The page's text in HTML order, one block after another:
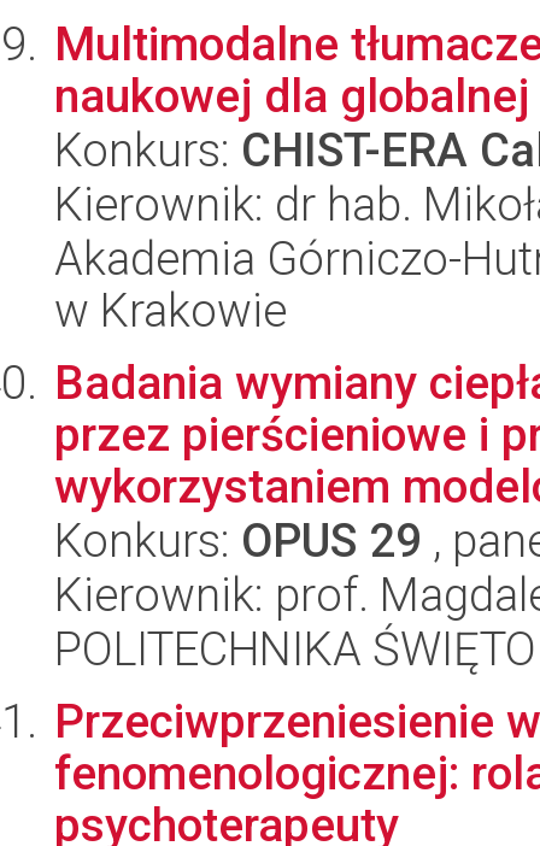
Multimodalne
naukowej dla
Konkurs: CHIST-ERA
Kierownik: dr hab.
Akademia Górniczo-
w Krakowie
Badania wymiany
przez pierścieniowe i
wykorzystaniem
Konkurs: OPUS 29 ,
Kierownik: prof.
POLITECHNIKA
Przeciwprzeniesienie
fenomenologicznej:
psychoterapeuty